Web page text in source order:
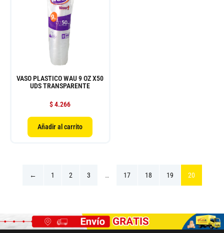
VASO PLASTICO WAU 9 OZ X50
UDS TRANSPARENTE
$4.266
Añadir al carrito
← 1 2 3 … 17 18 19 20